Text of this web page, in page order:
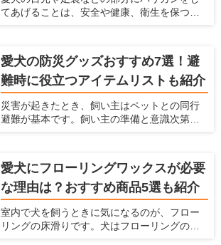
になると思いませんか？ 本記事では、ペット
てあげることは、安全や健康、衛生を保つた
が大変という悩みもあると思います。 サロン
でバリカンをしてもらうこともできますが、
自宅でお手入れとしてバリカンをしてあげた
いという飼い主さんも多いと思います。そこ
で今回は、ペット用バリカンの選び方とス
ムーズに足裏や顔の毛をケアできるおすすめ
愛犬の防災グッズおすすめ7選！避
難時に役立つアイテムリストも紹介
災害が起きたとき、飼い主はペットとの同行
避難が基本です。飼い主の準備と意識次第
どんな防災グッズを用意しておけばよいで
しょうか。 愛犬の安全と健康を守るため、ラ
イフラインの停止を想定して、今から必要な
防災グッズを備蓄しておきましょう。ここで
は、避難生活に必要なアイテムリストとおす
すめの防災グッズを紹介します。
愛犬にフローリングワックスが必要
な理由は？おすすめ商品5選も紹介
室内で犬を飼うときに気になるのが、フロー
リングの床滑りです。犬はフローリングの上